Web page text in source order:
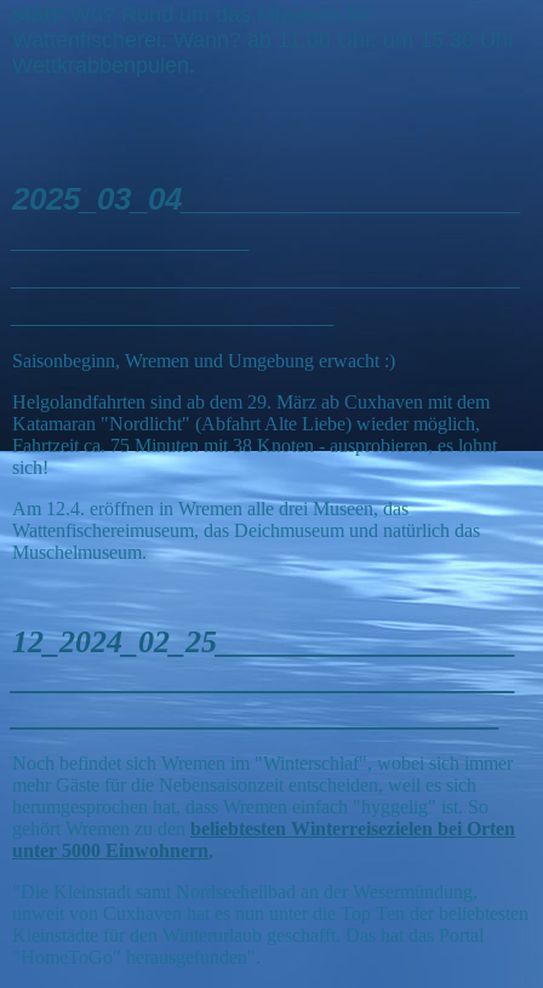
Wettkrabbenpulen.
2025_03_04____________________
Saisonbeginn, Wremen und Umgebung erwacht :)
Helgolandfahrten sind ab dem 29. März ab Cuxhaven mit dem
Katamaran "Nordlicht" (Abfahrt Alte Liebe) wieder möglich,
Fahrtzeit ca. 75 Minuten mit 38 Knoten - ausprobieren, es lohnt
sich!
Am 12.4. eröffnen in Wremen alle drei Museen, das
Wattenfischereimuseum, das Deichmuseum und natürlich das
Muschelmuseum.
12_2024_02_25___________________
________________________________
_______________________________
Noch befindet sich Wremen im "Winterschlaf", wobei sich immer
mehr Gäste für die Nebensaisonzeit entscheiden, weil es sich
herumgesprochen hat, dass Wremen einfach "hyggelig" ist. So
gehört Wremen zu den beliebtesten Winterreisezielen bei Orten
unter 5000 Einwohnern,
"Die Kleinstadt samt Nordseeheilbad an der Wesermündung,
unweit von Cuxhaven hat es nun unter die Top Ten der beliebtesten
Kleinstädte für den Winterurlaub geschafft. Das hat das Portal
"HomeToGo" herausgefunden".